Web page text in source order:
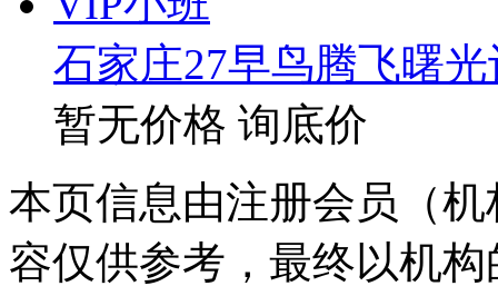
石家庄27早鸟腾飞曙
暂无价格 询底价
本页信息由注册会员（
容仅供参考，最终以机